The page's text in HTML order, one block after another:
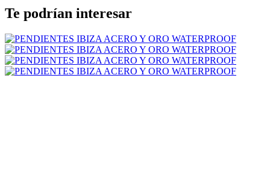
Te podrían interesar